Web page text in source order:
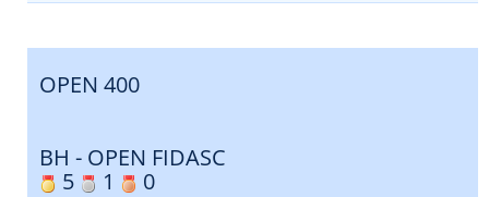
OPEN 400
BH - OPEN FIDASC
5
1 0